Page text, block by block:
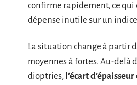
confirme rapidement, ce qui
dépense inutile sur un
La situation change à partir
moyennes à fortes. Au-delà
dioptries, l’écart